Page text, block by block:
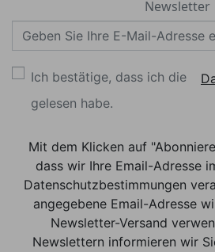
Newsletter
Ich bestätige, dass ich die
gelesen habe.
Mit dem Klicken auf
dass wir Ihre Email-Adresse
Datenschutzbestimmungen
angegebene Email-Adresse
Newsletter-Versand
Newslettern informieren wir